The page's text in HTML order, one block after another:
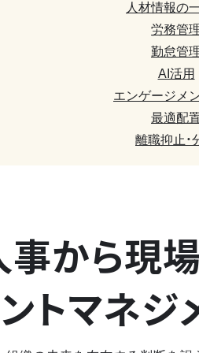
人材情報の
労務管
勤怠管
AI活用
エンゲージメ
最適配
離職抑止・
事から現
トマネジ